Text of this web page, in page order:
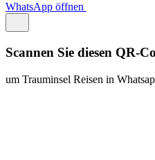
WhatsApp öffnen
Scannen Sie diesen QR-
um Trauminsel Reisen in